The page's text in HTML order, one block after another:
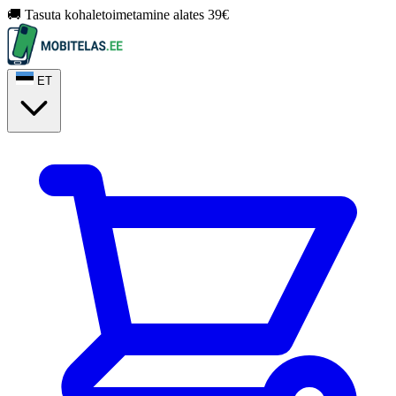
🚚 Tasuta kohaletoimetamine alates 39€
ET